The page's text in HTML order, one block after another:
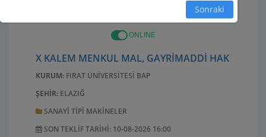
ONLINE
X KALEM MENKUL MAL, GAYRIMADDI HAK ALIM,
KURUM: FIRAT ÜNIVERSITESI BAP
ŞEHIR: ELAZIĞ
SANAYI TIPI MAKINELER
SON TEKLIF TARIHI: 10-08-2026 16:00
Sonraki